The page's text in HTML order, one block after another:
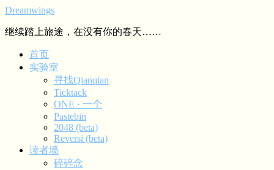
Dreamwings
继续踏上旅途，在没有你的春天……
首页
实验室
寻找Qianqian
Ticktack
ONE · 一个
Pastebin
2048 (beta)
Reversi (beta)
读者墙
碎碎念